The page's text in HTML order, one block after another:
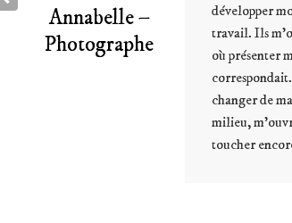
mon activité et promouvoir mon
Ils m’ont trouvé des galeries en ligne
mes photos, ce qui me
de marché, changer intégralement de